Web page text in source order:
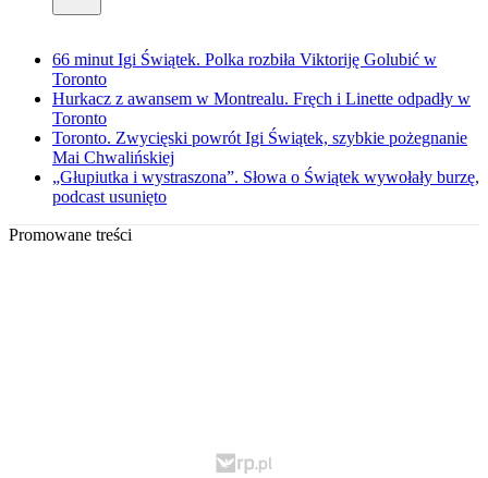
66 minut Igi Świątek. Polka rozbiła Viktoriję Golubić w
Toronto
Hurkacz z awansem w Montrealu. Fręch i Linette odpadły w
Toronto
Toronto. Zwycięski powrót Igi Świątek, szybkie pożegnanie
Mai Chwalińskiej
„Głupiutka i wystraszona”. Słowa o Świątek wywołały burzę,
podcast usunięto
Promowane treści